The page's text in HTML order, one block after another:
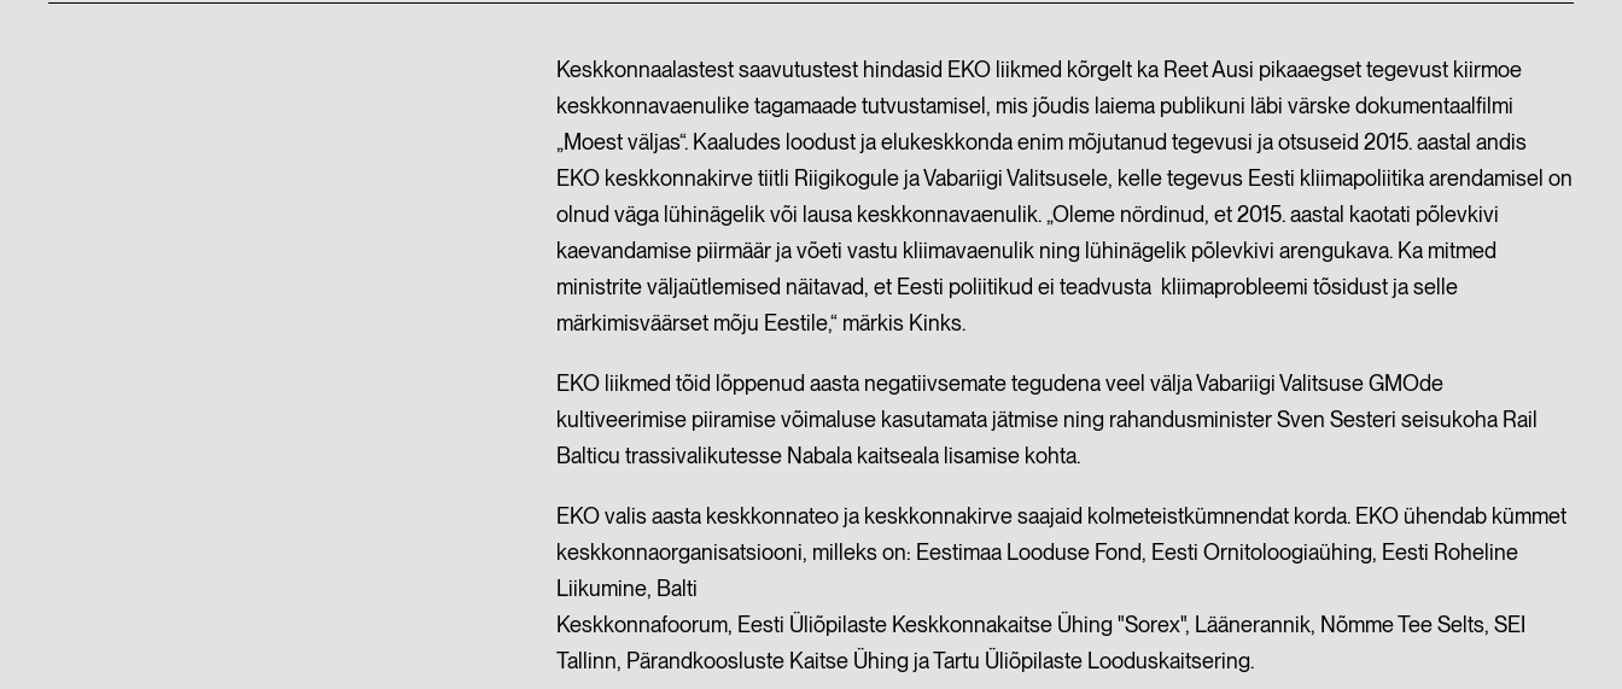
Keskkonnaalastest saavutustest hindasid EKO liikmed kõrgelt ka Reet Ausi pikaaegset tegevust kiirmoe
keskkonnavaenulike tagamaade tutvustamisel, mis jõudis laiema publikuni läbi värske dokumentaalfilmi
„Moest väljas“. Kaaludes loodust ja elukeskkonda enim mõjutanud tegevusi ja otsuseid 2015.aastal andis
EKO keskkonnakirve tiitli Riigikogule ja VabariigiValitsusele, kelle tegevus Eesti kliimapoliitika arendamisel on
olnud väga lühinägelik või lausa keskkonnavaenulik. „Oleme nördinud, et 2015. aastal kaotati põlevkivi
kaevandamise piirmäär ja võeti vastu kliimavaenulik ning lühinägelik põlevkivi arengukava. Ka mitmed
ministrite väljaütlemised näitavad, et Eesti poliitikud ei teadvusta kliimaprobleemi tõsidust jaselle
märkimisväärset mõju Eestile,“ märkis Kinks.
EKO liikmed tõid lõppenud aasta negatiivsemate tegudena veel välja Vabariigi Valitsuse GMOde
kultiveerimise piiramise võimaluse kasutamata jätmise ning rahandusminister Sven Sesteri seisukoha Rail
Balticu trassivalikutesse Nabala kaitseala lisamise kohta.
EKO valis aasta keskkonnateo ja keskkonnakirve saajaid kolmeteistkümnendat korda. EKO ühendab kümmet
keskkonnaorganisatsiooni, milleks on: Eestimaa Looduse Fond, Eesti Ornitoloogiaühing, Eesti Roheline
Liikumine, Balti
Keskkonnafoorum, Eesti Üliõpilaste Keskkonnakaitse Ühing "Sorex", Läänerannik, Nõmme Tee Selts, SEI
Tallinn, Pärandkoosluste Kaitse Ühing ja Tartu Üliõpilaste Looduskaitsering.